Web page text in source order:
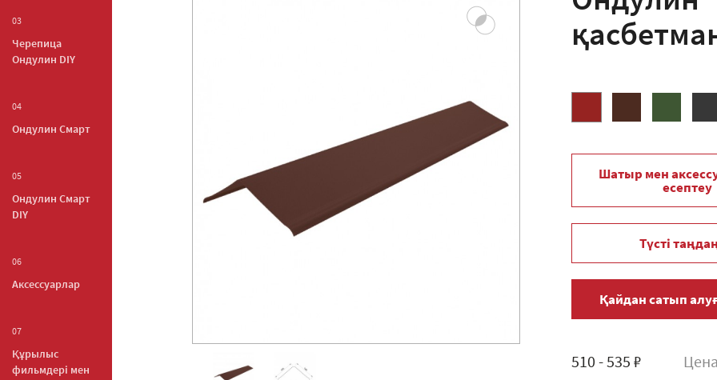
03
Черепица
Ондулин DIY
04
Ондулин Смарт
05
Ондулин Смарт
DIY
06
Аксессуарлар
07
Құрылыс
фильмдері мен
Шатыр мен
есептеу
Түсті
Қайдан сатып
510 - 535 ₽